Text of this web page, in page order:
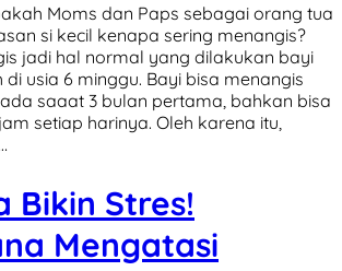
Moms dan Paps sebagai orang tua
si kecil kenapa sering menangis?
jadi hal normal yang dilakukan bayi
usia 6 minggu. Bayi bisa menangis
saaat 3 bulan pertama, bahkan bisa
setiap harinya. Oleh karena itu,
Bikin Stres!
Mengatasi